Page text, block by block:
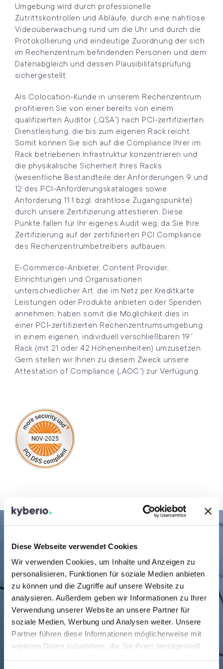
Diese Webseite verwendet Cookies
Wir verwenden Cookies, um Inhalte und Anzeigen zu
personalisieren, Funktionen für soziale Medien anbieten
zu können und die Zugriffe auf unsere Website zu
analysieren. Außerdem geben wir Informationen zu Ihrer
Verwendung unserer Website an unsere Partner für
soziale Medien, Werbung und Analysen weiter. Unsere
Partner führen diese Informationen möglicherweise mit
weiteren Daten zusammen, die Sie ihnen bereitgestellt
Umgebung wird durch professionelle
Zutrittskontrollen und Abläufe, durch eine nahtlose
Videoüberwachung rund um die Uhr und durch die
Protokollierung und eindeutige Zuordnung der sich
im Rechenzentrum befindenden Personen und dem
Datenabgleich und dessen Plausibilitätsprüfung
sichergestellt.
Als Colocation-Kunde in unserem Rechenzentrum
profitieren Sie von einer bereits von einem
qualifizierten Auditor („QSA“) nach PCI-zertifizierten
Dienstleistung, die bis zum eigenen Rack reicht.
Somit können Sie sich auf die Compliance Ihrer im
Rack betriebenen Infrastruktur konzentrieren und
die physikalische Sicherheit Ihres Racks
(wesentliche Bestandteile der Anforderungen 9 und
12 des PCI-Anforderungskataloges sowie
Anforderung 11.1 bzgl. drahtlose Zugangspunkte)
durch unsere Zertifizierung attestieren. Diese
Punkte fallen für Ihr eigenes Audit weg, da Sie Ihre
Zertifizierung auf der zertifizierten PCI Compliance
des Rechenzentrumbetreibers aufbauen.
E-Commerce-Anbieter, Content Provider,
Einrichtungen und Organisationen
unterschiedlicher Art, die im Netz per Kreditkarte
Leistungen oder Produkte anbieten oder Spenden
annehmen, haben somit die Möglichkeit dies in
einer PCI-zertifizierten Rechenzentrumsumgebung
in einem eigenen, individuell verschließbaren 19“
Rack (mit 21 oder 42 Höheneinheiten) umzusetzen.
Gern stellen wir Ihnen zu diesem Zweck unsere
Attestation of Compliance („AOC“) zur Verfügung.
Mehr als sicher
5-Zonen-Sicherheit
Menschen, Technik,
Prozesse
Im Rahmen unserer ISMS adressieren wir
eine Vielzahl von Themen, um den